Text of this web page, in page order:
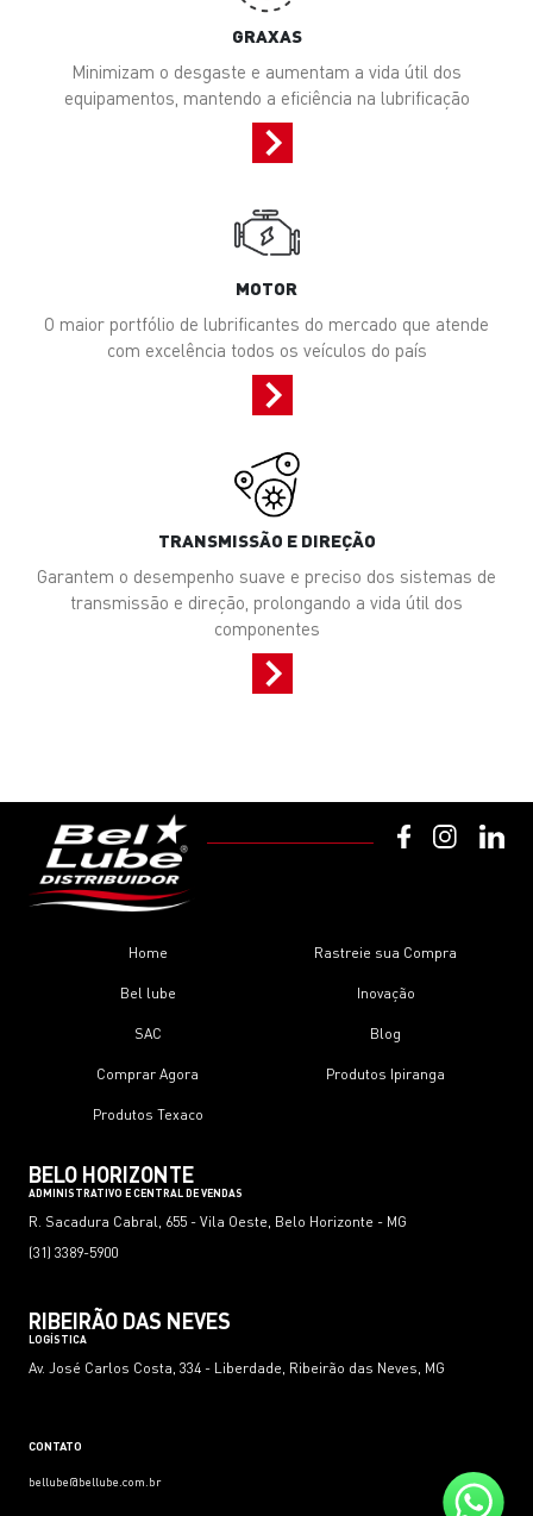
GRAXAS
Minimizam o desgaste e aumentam a vida útil dos
equipamentos, mantendo a eficiência na lubrificação
MOTOR
O maior portfólio de lubrificantes do mercado que atende
com excelência todos os veículos do país
TRANSMISSÃO E DIREÇÃO
Garantem o desempenho suave e preciso dos sistemas de
transmissão e direção, prolongando a vida útil dos
componentes
Home Rastreie sua Compra
Bel lube Inovação
SAC Blog
Comprar Agora Produtos Ipiranga
Produtos Texaco
BELO HORIZONTE
ADMINISTRATIVO E CENTRAL DE VENDAS
R. Sacadura Cabral, 655 - Vila Oeste, Belo Horizonte - MG
(31) 3389-5900
RIBEIRÃO DAS NEVES
LOGÍSTICA
Av. José Carlos Costa, 334 - Liberdade, Ribeirão das Neves, MG
CONTATO
bellube@bellube.com.br